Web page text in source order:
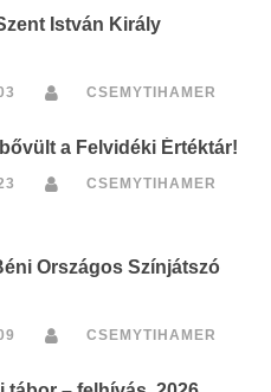
István Király
CSEMYTIHAMER
a Felvidéki Értéktár!
CSEMYTIHAMER
Országos Színjátszó
CSEMYTIHAMER